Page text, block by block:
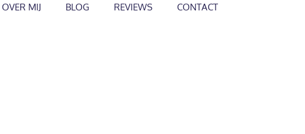
OVER MIJ BLOG REVIEWS CONTACT